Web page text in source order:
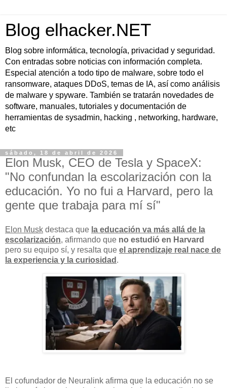
Blog elhacker.NET
Blog sobre informática, tecnología, privacidad y seguridad.
Con entradas sobre noticias con información completa.
Especial atención a todo tipo de malware, sobre todo el
ransomware, ataques DDoS, temas de IA, así como análisis
de malware y spyware. También se tratarán novedades de
software, manuales, tutoriales y documentación de
herramientas de sysadmin, hacking , networking, hardware,
etc
sábado, 18 de abril de 2026
Elon Musk, CEO de Tesla y SpaceX:
"No confundan la escolarización con la
educación. Yo no fui a Harvard, pero la
gente que trabaja para mí sí"
Elon Musk destaca que la educación va más allá de la
escolarización, afirmando que no estudió en Harvard
pero su equipo sí, y resalta que el aprendizaje real nace de
la experiencia y la curiosidad .
El cofundador de Neuralink afirma que la educación no se